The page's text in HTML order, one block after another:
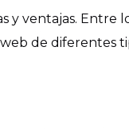
ventajas. Entre
de diferentes